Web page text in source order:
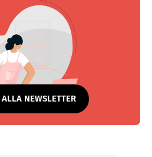
NEWSLETTER